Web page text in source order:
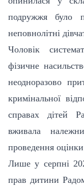
подружжя було
неповнолітні
Чоловік
фізичне
неодноразово
кримінальної
справах дітей
вживала
проведення
Лише у серпні
прав дитини